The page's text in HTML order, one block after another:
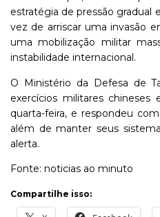
estratégia de pressão gradual
vez de arriscar uma invasão
uma mobilização militar
instabilidade internacional.
O Ministério da Defesa de
exercícios militares
quarta-feira, e respondeu
além de manter seus
alerta.
Fonte: noticias ao minuto
Compartilhe isso: